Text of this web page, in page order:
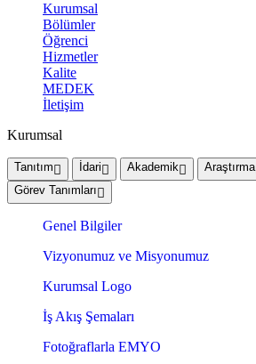
Kurumsal
Bölümler
Öğrenci
Hizmetler
Kalite
MEDEK
İletişim
Kurumsal
Tanıtım İdari Akademik Araştırma
Görev Tanımları
Genel Bilgiler
Vizyonumuz ve Misyonumuz
Kurumsal Logo
İş Akış Şemaları
Fotoğraflarla EMYO